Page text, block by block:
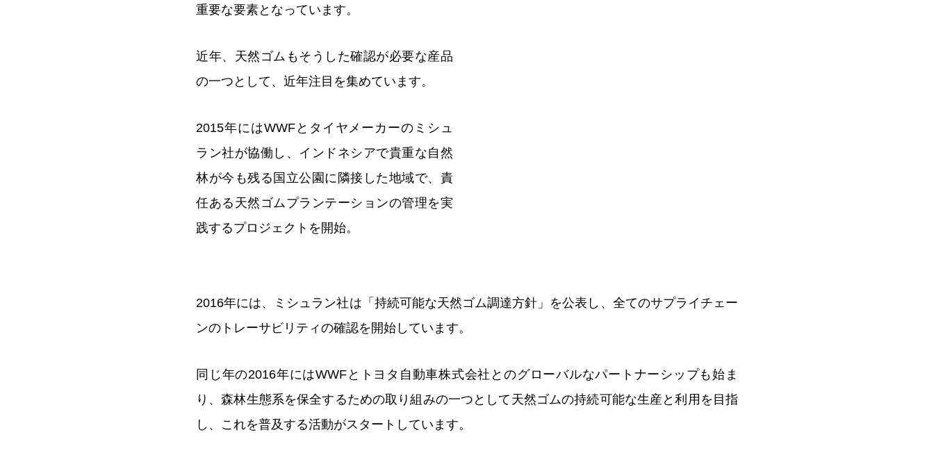
重要な要素となっています。
近年、天然ゴムもそうした確認が必要な産品
の一つとして、近年注目を集めています。
2015年にはWWFとタイヤメーカーのミシュ
ラン社が協働し、インドネシアで貴重な自然
林が今も残る国立公園に隣接した地域で、責
任ある天然ゴムプランテーションの管理を実
践するプロジェクトを開始。
2016年には、ミシュラン社は「持続可能な天然ゴム調達方針」を公表し、全てのサプライチェー
ンのトレーサビリティの確認を開始しています。
同じ年の2016年にはWWFとトヨタ自動車株式会社とのグローバルなパートナーシップも始ま
り、森林生態系を保全するための取り組みの一つとして天然ゴムの持続可能な生産と利用を目指
し、これを普及する活動がスタートしています。